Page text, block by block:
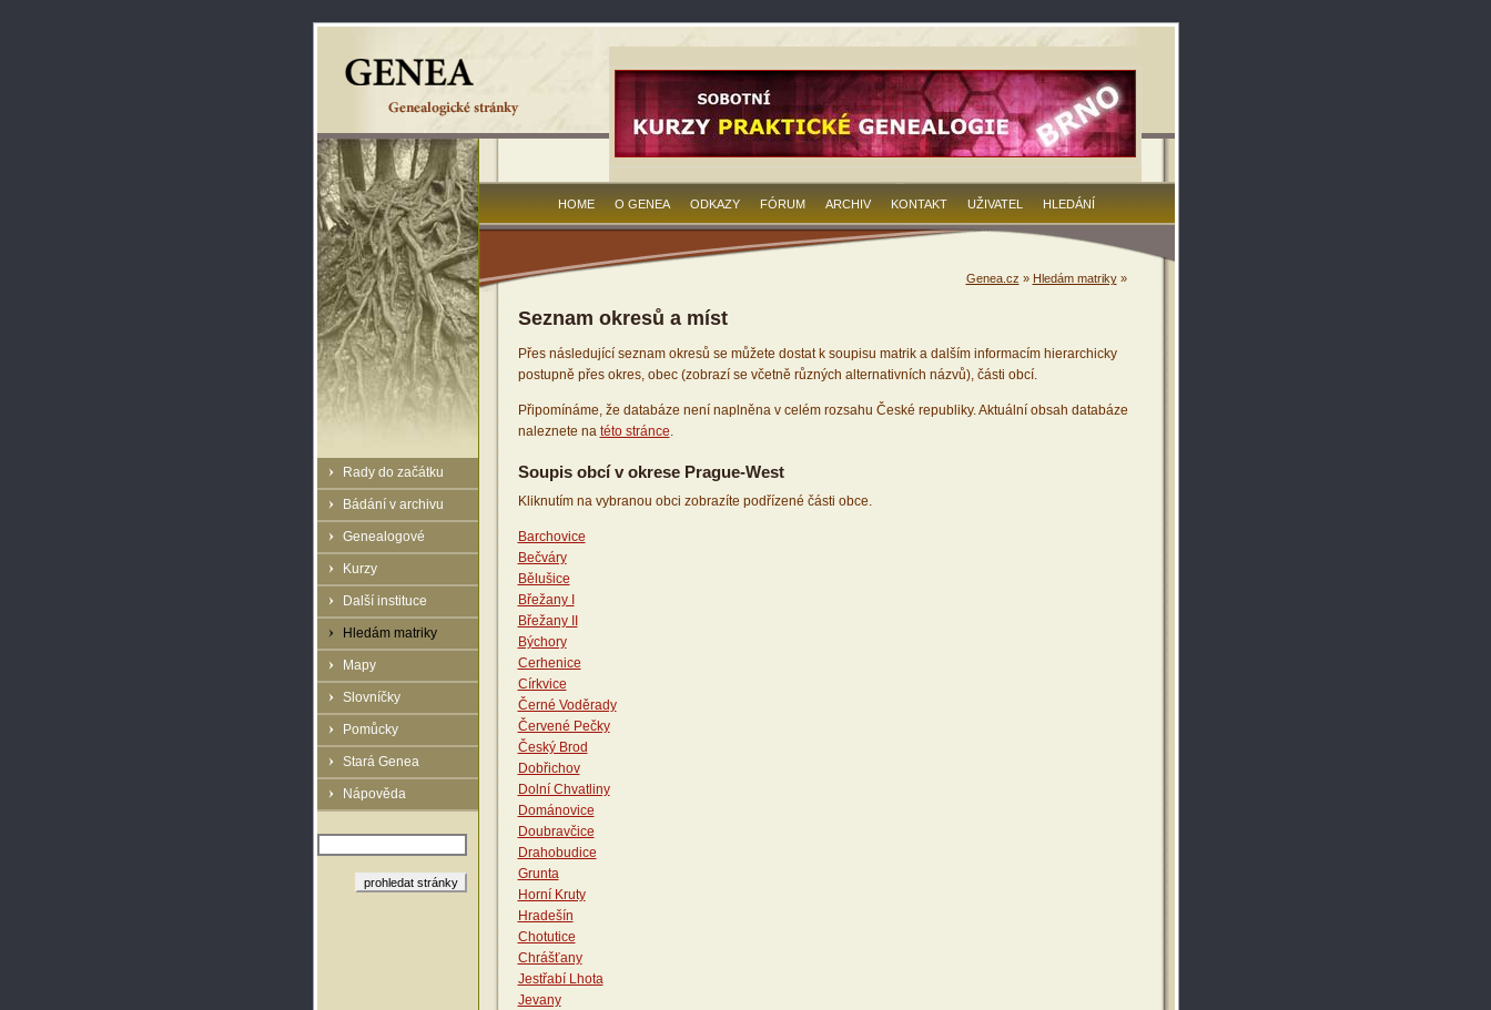
Rady do začátku
Bádání v archivu
Genealogové
Kurzy
Další instituce
Hledám matriky
Mapy
Slovníčky
Pomůcky
Stará Genea
Nápověda
HOME O GENEA ODKAZY FÓRUM ARCHIV KONTAKT UŽIVATEL HLEDÁNÍ
Genea.cz » Hledám matriky»
Seznam okresů a míst
Přes následující seznam okresů se můžete dostat k soupisu matrik a dalším informacím hierarchicky
postupně přes okres, obec (zobrazí se včetně různých alternativních názvů), části obcí.
Připomínáme, že databáze není naplněna v celém rozsahu České republiky. Aktuální obsah databáze
naleznete na této stránce.
Soupis obcí v okrese Prague-West
Kliknutím na vybranou obci zobrazíte podřízené části obce.
Barchovice
Bečváry
Bělušice
Břežany I
Břežany II
Býchory
Cerhenice
Církvice
Černé Voděrady
Červené Pečky
Český Brod
Dobřichov
Dolní Chvatliny
Dománovice
Doubravčice
Drahobudice
Grunta
Horní Kruty
Hradešín
Chotutice
Chrášťany
Jestřabí Lhota
Jevany